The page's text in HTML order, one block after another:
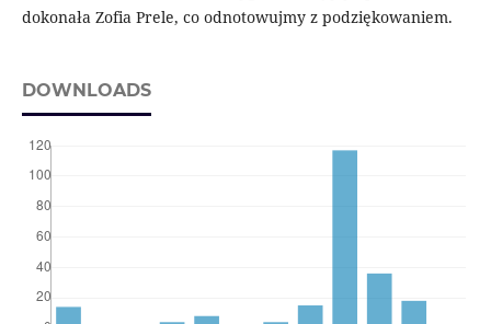
dokonała Zofia Prele, co odnotowujmy z podziękowaniem.
DOWNLOADS